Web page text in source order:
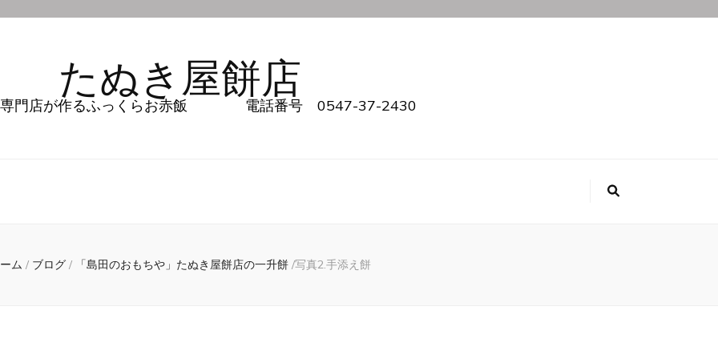
たぬき屋餅店
店が作るふっくらお赤飯 電話番号 0547-37-2430
ム / ブログ / 「島田のおもちや」たぬき屋餅店の一升餅 /写真2.手添え餅